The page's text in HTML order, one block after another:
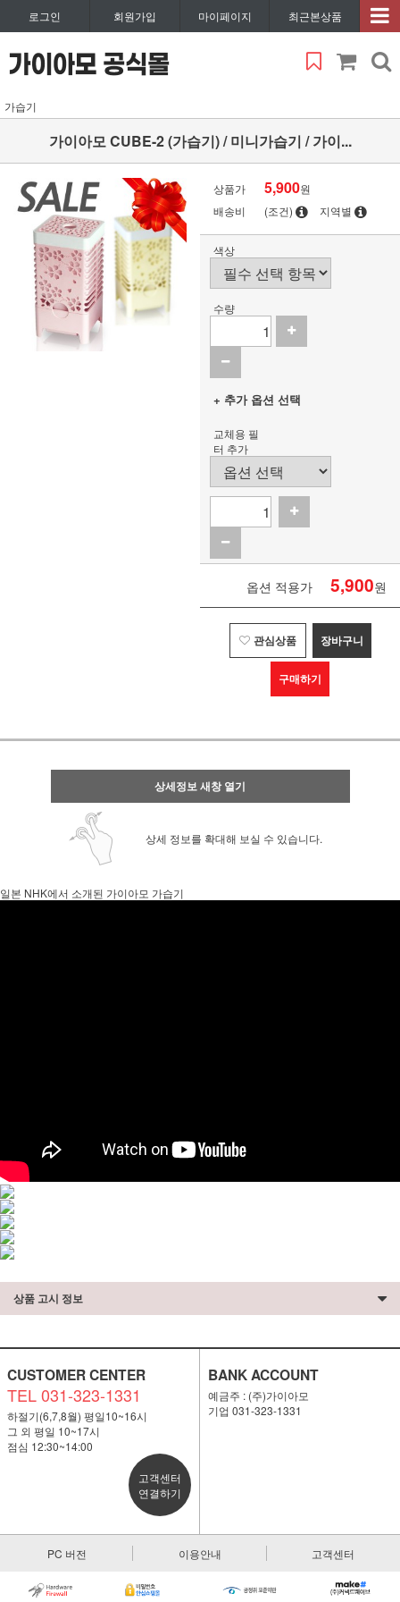
로그인 회원가입 마이페이지 최근본상품
가습기
가이아모 CUBE-2 (가습기) / 미니가습기 / 가이...
상품가 5,900원
배송비
(조건) 지역별
색상
수량
+ 추가 옵션 선택
교체용 필
터 추가
옵션 적용가 5,900원
관심상품 장바구니
구매하기
상세정보 새창 열기
상세 정보를 확대해 보실 수 있습니다.
일본 NHK에서 소개된 가이아모 가습기
상품 고시 정보
CUSTOMER CENTER
TEL 031-323-1331
하절기(6,7,8월) 평일10~16시
그 외 평일 10~17시
점심 12:30~14:00
고객센터
연결하기
BANK ACCOUNT
예금주 : (주)가이아모
기업 031-323-1331
PC 버전 이용안내 고객센터